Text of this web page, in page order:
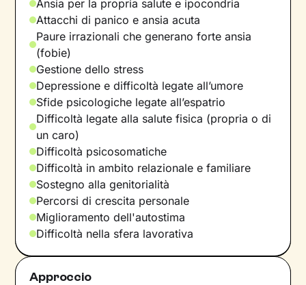
Ansia per la propria salute e ipocondria
Attacchi di panico e ansia acuta
Paure irrazionali che generano forte ansia
(fobie)
Gestione dello stress
Depressione e difficoltà legate all’umore
Sfide psicologiche legate all’espatrio
Difficoltà legate alla salute fisica (propria o di
un caro)
Difficoltà psicosomatiche
Difficoltà in ambito relazionale e familiare
Sostegno alla genitorialità
Percorsi di crescita personale
Miglioramento dell'autostima
Difficoltà nella sfera lavorativa
Approccio